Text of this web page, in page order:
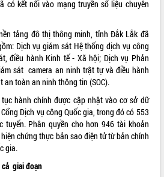
có kết nối vào mạng truyền số liệu chuyên
tảng đô thị thông minh, tỉnh Đắk Lắk đã
Dịch vụ giám sát Hệ thống dịch vụ công
điều hành Kinh tế - Xã hội; Dịch vụ Phản
sát camera an ninh trật tự và điều hành
an toàn an ninh thông tin (SOC).
hành chính được cập nhật vào cơ sở dữ
Dịch vụ công Quốc gia, trong đó có 553
tuyến. Phân quyền cho hơn 946 tài khoản
chứng thực bản sao điện tử từ bản chính
gia.
cả giai đoạn